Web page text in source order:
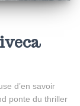
d’en savoir
ponte du thriller